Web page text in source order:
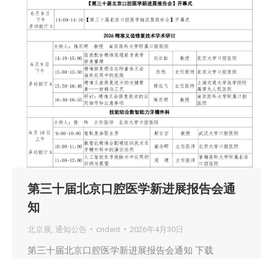
第三十届北京口腔医学新进展报告会通
知
北京展 通知公告 cndent 2026年4月30日
第三十届北京口腔医学新进展报告会通知 下载